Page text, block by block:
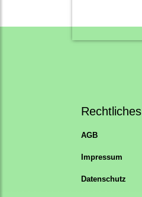
Rechtliches
AGB
Impressum
Datenschutz